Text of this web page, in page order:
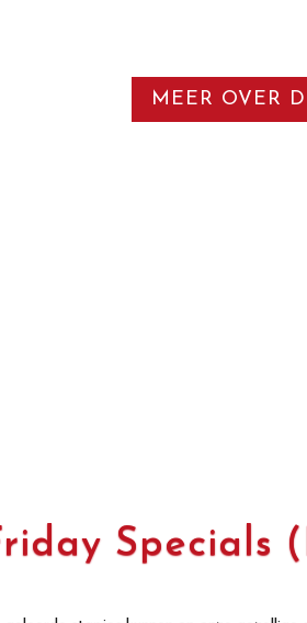
MEER OVER
Specials